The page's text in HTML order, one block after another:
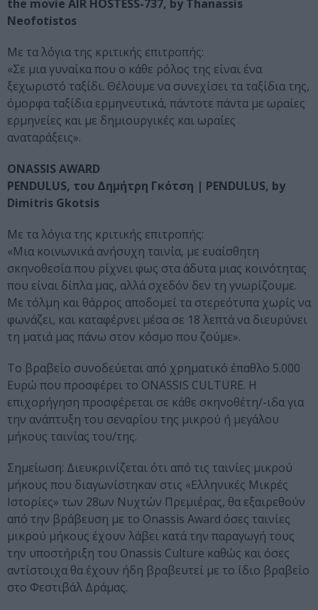
the movie AIR HOSTESS-737, by Thanassis
Neofotistos
Με τα λόγια της κριτικής επιτροπής:
«Σε μια γυναίκα που ο κάθε ρόλος της είναι ένα
ξεχωριστό ταξίδι. Θέλουμε να συνεχίσει τα ταξίδια της,
όμορφα ταξίδια ερμηνευτικά, πάντοτε πάντα με ωραίες
ερμηνείες και με δημιουργικές και ωραίες
αναταράξεις».
ONASSIS AWARD
PENDULUS, του Δημήτρη Γκότση | PENDULUS, by
Dimitris Gkotsis
Με τα λόγια της κριτικής επιτροπής:
«Mια κοινωνικά ανήσυχη ταινία, με ευαίσθητη
σκηνοθεσία που ρίχνει φως στα άδυτα μιας κοινότητας
που είναι δίπλα μας, αλλά σχεδόν δεν τη γνωρίζουμε.
Με τόλμη και θάρρος αποδομεί τα στερεότυπα χωρίς να
φωνάζει, και καταφέρνει μέσα σε 18 λεπτά να διευρύνει
τη ματιά μας πάνω στον κόσμο που ζούμε».
Το βραβείο συνοδεύεται από χρηματικό έπαθλο 5.000
Ευρώ που προσφέρει το ONASSIS CULTURE. Η
επιχορήγηση προσφέρεται σε κάθε σκηνοθέτη/-ιδα για
την ανάπτυξη του σεναρίου της μικρού ή μεγάλου
μήκους ταινίας του/της.
Σημείωση: Διευκρινίζεται ότι από τις ταινίες μικρού
μήκους που διαγωνίστηκαν στις «Ελληνικές Μικρές
Ιστορίες» των 28ων Νυχτών Πρεμιέρας, θα εξαιρεθούν
από την βράβευση με το Onassis Award όσες ταινίες
μικρού μήκους έχουν λάβει κατά την παραγωγή τους
την υποστήριξη του Onassis Culture καθώς και όσες
αντίστοιχα θα έχουν ήδη βραβευτεί με το ίδιο βραβείο
στο Φεστιβάλ Δράμας.